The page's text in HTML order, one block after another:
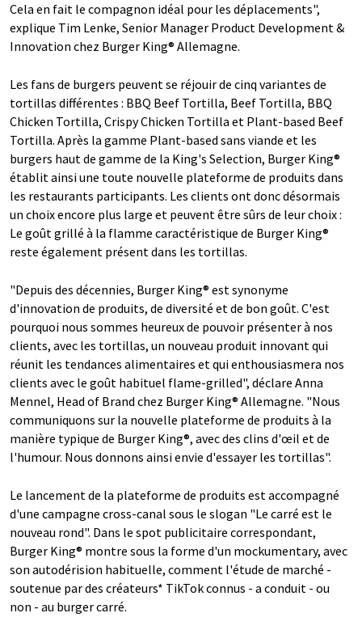
Cela en fait le compagnon idéal pour les déplacements",
explique Tim Lenke, Senior Manager Product Development &
Innovation chez Burger King® Allemagne.
Les fans de burgers peuvent se réjouir de cinq variantes de
tortillas différentes : BBQ Beef Tortilla, Beef Tortilla, BBQ
Chicken Tortilla, Crispy Chicken Tortilla et Plant-based Beef
Tortilla. Après la gamme Plant-based sans viande et les
burgers haut de gamme de la King's Selection, Burger King®
établit ainsi une toute nouvelle plateforme de produits dans
les restaurants participants. Les clients ont donc désormais
un choix encore plus large et peuvent être sûrs de leur choix :
Le goût grillé à la flamme caractéristique de Burger King®
reste également présent dans les tortillas.
"Depuis des décennies, Burger King® est synonyme
d'innovation de produits, de diversité et de bon goût. C'est
pourquoi nous sommes heureux de pouvoir présenter à nos
clients, avec les tortillas, un nouveau produit innovant qui
réunit les tendances alimentaires et qui enthousiasmera nos
clients avec le goût habituel flame-grilled", déclare Anna
Mennel, Head of Brand chez Burger King® Allemagne. "Nous
communiquons sur la nouvelle plateforme de produits à la
manière typique de Burger King®, avec des clins d'œil et de
l'humour. Nous donnons ainsi envie d'essayer les tortillas".
Le lancement de la plateforme de produits est accompagné
d'une campagne cross-canal sous le slogan "Le carré est le
nouveau rond". Dans le spot publicitaire correspondant,
Burger King® montre sous la forme d'un mockumentary, avec
son autodérision habituelle, comment l'étude de marché -
soutenue par des créateurs* TikTok connus - a conduit - ou
non - au burger carré.